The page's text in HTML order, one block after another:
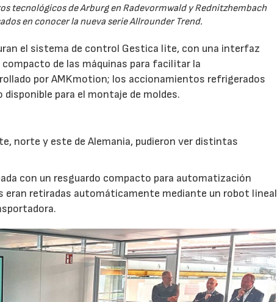
tecnológicos de Arburg en Radevormwald y Rednitzhembach
en conocer la nueva serie Allrounder Trend.
el sistema de control Gestica lite, con una interfaz
de las máquinas para facilitar la
por AMKmotion; los accionamientos refrigerados
disponible para el montaje de moldes.
norte y este de Alemania, pudieron ver distintas
con un resguardo compacto para automatización
eran retiradas automáticamente mediante un robot lineal